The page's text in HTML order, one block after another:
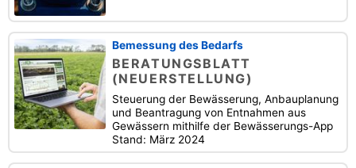
Bemessung des Bedarfs
BERATUNGSBLATT
(NEUERSTELLUNG)
Steuerung der Bewässerung, Anbauplanung
und Beantragung von Entnahmen aus
Gewässern mithilfe der Bewässerungs-App
Stand: März 2024